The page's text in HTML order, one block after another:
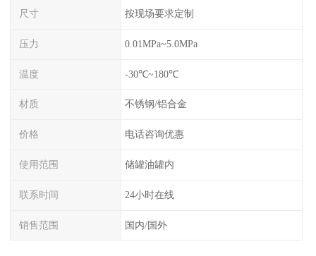
尺寸 按现场要求定制
压力 0.01MPa~5.0MPa
温度 -30℃~180℃
材质 不锈钢/铝合金
价格 电话咨询优惠
使用范围 储罐油罐内
联系时间 24小时在线
销售范围 国内/国外